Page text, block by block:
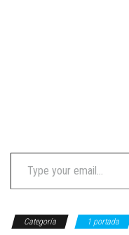
Type your email…
Categoría 1 portada